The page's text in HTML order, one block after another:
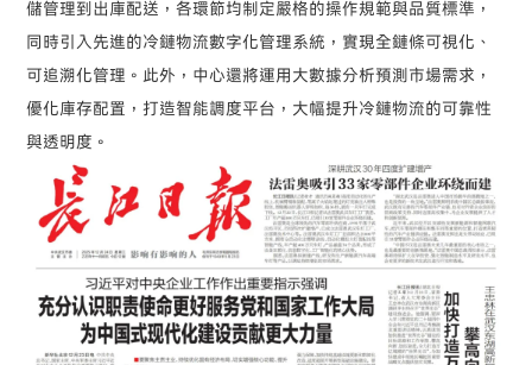
儲管理到出庫配送，各環節均制定嚴格的操作規範與品質標準，
同時引入先進的冷鏈物流數字化管理系統，實現全鏈條可視化、
可追溯化管理。此外，中心還將運用大數據分析預測市場需求，
優化庫存配置，打造智能調度平台，大幅提升冷鏈物流的可靠性
與透明度。